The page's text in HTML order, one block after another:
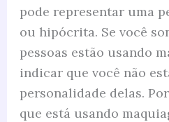
pode representar uma
ou hipócrita. Se você
pessoas estão usando
indicar que você não
personalidade delas.
que está usando